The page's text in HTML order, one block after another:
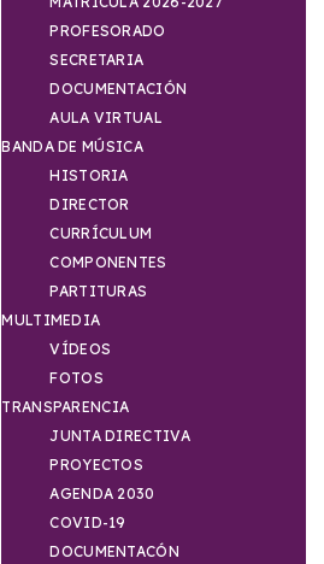
PROFESORADO
SECRETARIA
DOCUMENTACIÓN
AULA VIRTUAL
BANDA DE MÚSICA
HISTORIA
DIRECTOR
CURRÍCULUM
COMPONENTES
PARTITURAS
MULTIMEDIA
VÍDEOS
FOTOS
TRANSPARENCIA
JUNTA DIRECTIVA
PROYECTOS
AGENDA 2030
COVID-19
DOCUMENTACÓN